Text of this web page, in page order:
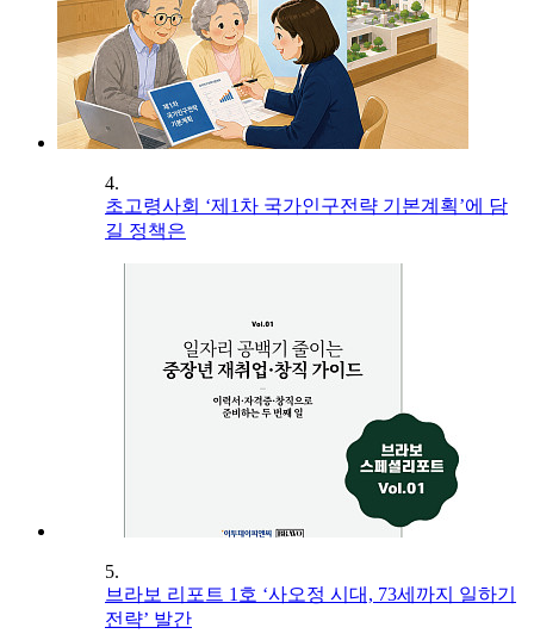
4.
초고령사회 ‘제1차 국가인구전략 기본계획’에 담
길 정책은
5.
브라보 리포트 1호 ‘사오정 시대, 73세까지 일하기
전략’ 발간